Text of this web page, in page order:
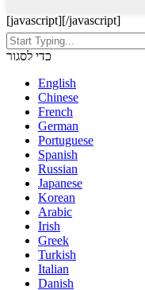
[javascript][/javascript]
כדי לסגור
English
Chinese
French
German
Portuguese
Spanish
Russian
Japanese
Korean
Arabic
Irish
Greek
Turkish
Italian
Danish